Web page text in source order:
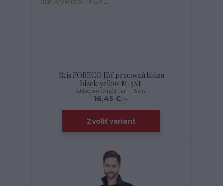
Reis FORECO JBY pracovná blúza
black/yellow M-3XL
16,45 €/ks
Skladom expedícia 1 - 5 dní
Zvoliť variant